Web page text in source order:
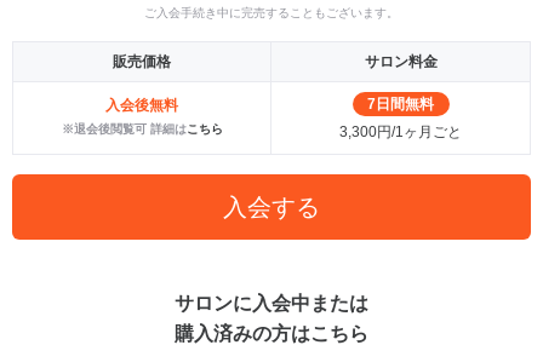
ご入会手続き中に完売することもございます。
販売価格 サロン料金
入会後無料
※退会後閲覧可 詳細はこちら
7日間無料
3,300円/1ヶ月ごと
入会する
サロンに入会中または
購入済みの方はこちら